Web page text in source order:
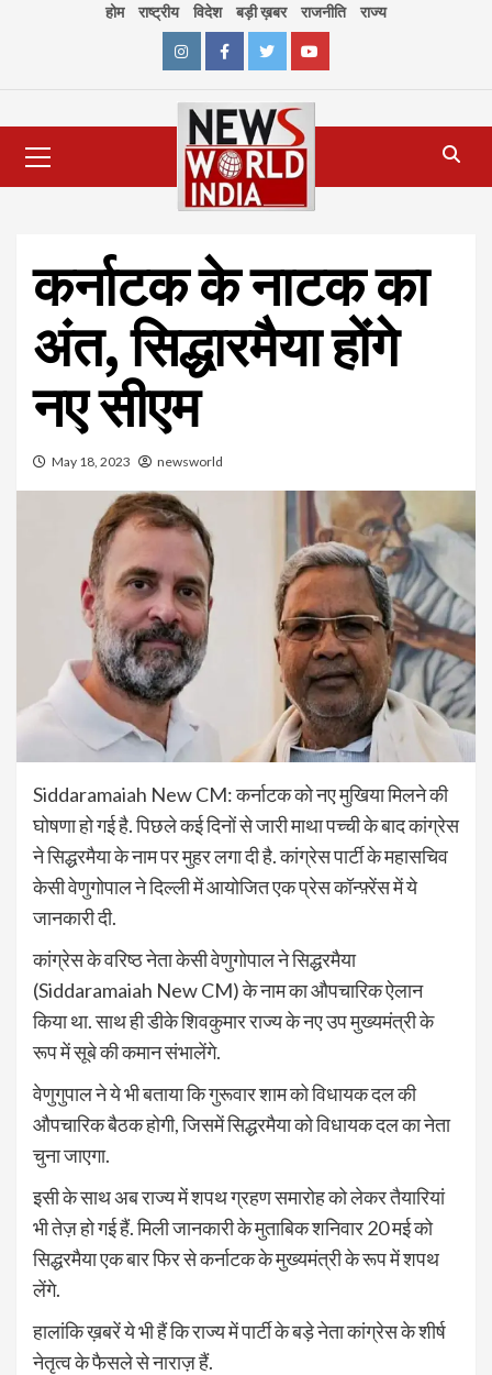
होम राष्ट्रीय विदेश बड़ी ख़बर राजनीति राज्य
InstagramFacebookTwitterYoutube
Menu
कर्नाटक के नाटक का
अंत, सिद्धारमैया होंगे
नए सीएम
May 18, 2023 newsworld
Siddaramaiah New CM: कर्नाटक को नए मुखिया मिलने की
घोषणा हो गई है. पिछले कई दिनों से जारी माथा पच्ची के बाद कांग्रेस
ने सिद्धरमैया के नाम पर मुहर लगा दी है. कांग्रेस पार्टी के महासचिव
केसी वेणुगोपाल ने दिल्ली में आयोजित एक प्रेस कॉन्फ़्रेंस में ये
जानकारी दी.
कांग्रेस के वरिष्ठ नेता केसी वेणुगोपाल ने सिद्धरमैया
(Siddaramaiah New CM) के नाम का औपचारिक ऐलान
किया था. साथ ही डीके शिवकुमार राज्य के नए उप मुख्यमंत्री के
रूप में सूबे की कमान संभालेंगे.
वेणुगुपाल ने ये भी बताया कि गुरूवार शाम को विधायक दल की
औपचारिक बैठक होगी, जिसमें सिद्धरमैया को विधायक दल का नेता
चुना जाएगा.
इसी के साथ अब राज्य में शपथ ग्रहण समारोह को लेकर तैयारियां
भी तेज़ हो गई हैं. मिली जानकारी के मुताबिक शनिवार 20 मई को
सिद्धरमैया एक बार फिर से कर्नाटक के मुख्यमंत्री के रूप में शपथ
लेंगे.
हालांकि ख़बरें ये भी हैं कि राज्य में पार्टी के बड़े नेता कांग्रेस के शीर्ष
नेतृत्व के फैसले से नाराज़ हैं.